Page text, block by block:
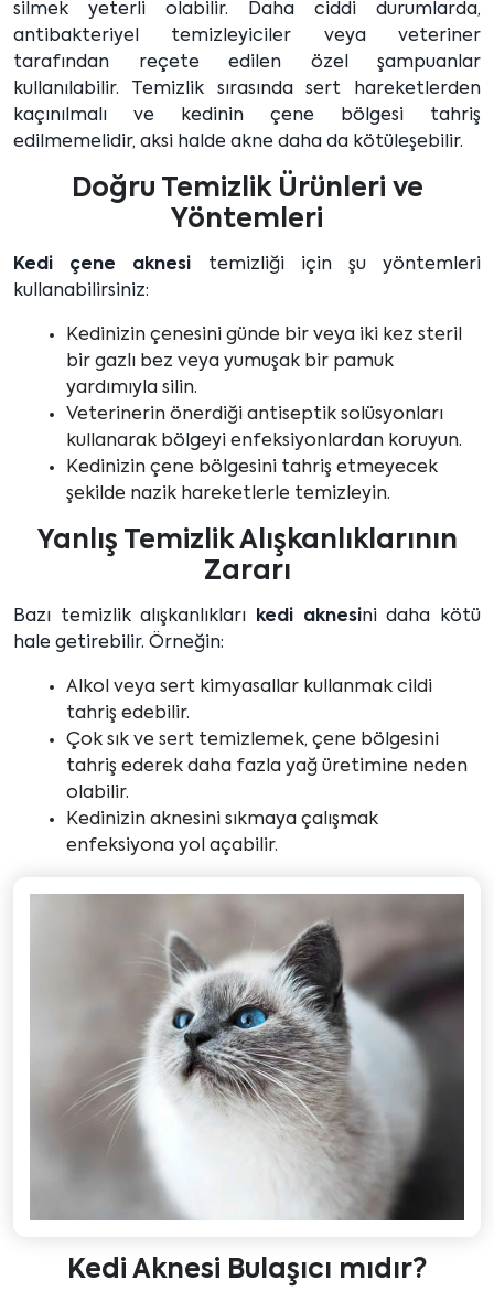
silmek yeterli olabilir. Daha ciddi durumlarda,
antibakteriyel temizleyiciler veya veteriner
tarafından reçete edilen özel şampuanlar
kullanılabilir. Temizlik sırasında sert hareketlerden
kaçınılmalı ve kedinin çene bölgesi tahriş
edilmemelidir, aksi halde akne daha da kötüleşebilir.
Doğru Temizlik Ürünleri ve
Yöntemleri
Kedi çene aknesi temizliği için şu yöntemleri
kullanabilirsiniz:
Kedinizin çenesini günde bir veya iki kez steril
bir gazlı bez veya yumuşak bir pamuk
yardımıyla silin.
Veterinerin önerdiği antiseptik solüsyonları
kullanarak bölgeyi enfeksiyonlardan koruyun.
Kedinizin çene bölgesini tahriş etmeyecek
şekilde nazik hareketlerle temizleyin.
Yanlış Temizlik Alışkanlıklarının
Zararı
Bazı temizlik alışkanlıkları kedi aknesini daha kötü
hale getirebilir. Örneğin:
Alkol veya sert kimyasallar kullanmak cildi
tahriş edebilir.
Çok sık ve sert temizlemek, çene bölgesini
tahriş ederek daha fazla yağ üretimine neden
olabilir.
Kedinizin aknesini sıkmaya çalışmak
enfeksiyona yol açabilir.
Kedi Aknesi Bulaşıcı mıdır?